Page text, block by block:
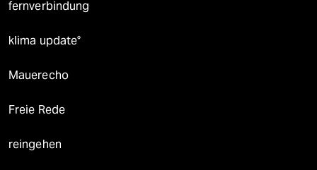
fernverbindung
klima update°
Mauerecho
Freie Rede
reingehen